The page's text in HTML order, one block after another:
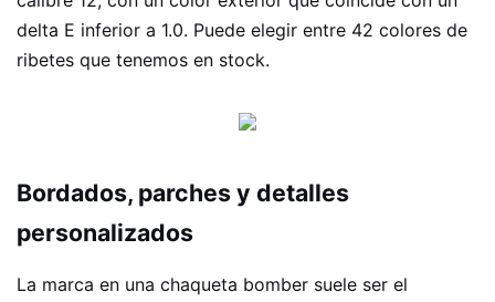
delta E inferior a 1.0. Puede elegir entre 42 colores de
ribetes que tenemos en stock.
Bordados, parches y detalles
personalizados
La marca en una chaqueta bomber suele ser el